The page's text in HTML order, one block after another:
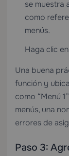
se muestra
como
menús.
Haga clic en
Una buena
función y
como “Menú
menús, una
errores de
Paso 3: